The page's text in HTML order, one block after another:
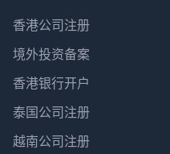
香港公司注册
境外投资备案
香港银行开户
泰国公司注册
越南公司注册